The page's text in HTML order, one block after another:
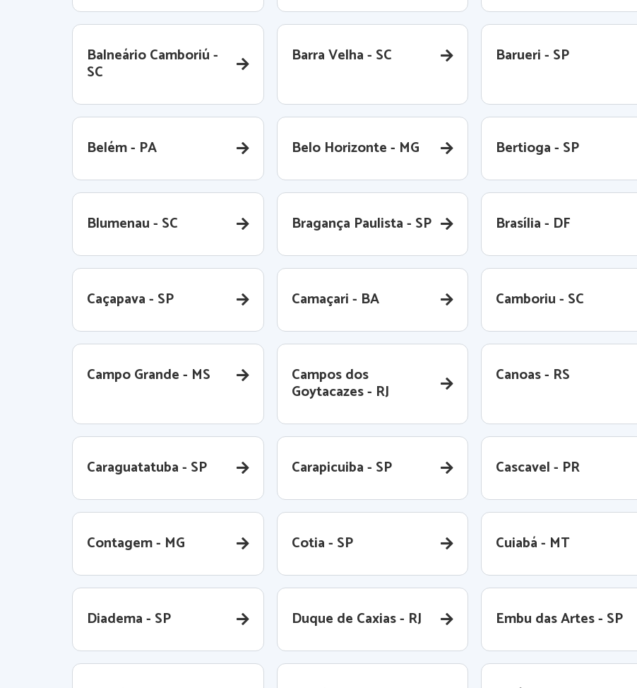
Balneário Camboriú -
SC
Barra Velha - SC Barueri - SP
Belém - PA Belo Horizonte - MG Bertioga - SP
Blumenau - SC Bragança Paulista - SP Brasília - DF
Caçapava - SP Camaçari - BA Camboriu - SC
Campo Grande - MS Campos dos
Goytacazes - RJ
Canoas - RS
Caraguatatuba - SP Carapicuiba - SP Cascavel - PR
Contagem - MG Cotia - SP Cuiabá - MT
Diadema - SP Duque de Caxias - RJ Embu das Artes - SP